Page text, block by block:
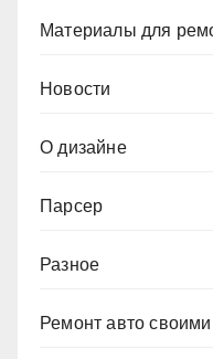
Материалы для
Новости
О дизайне
Парсер
Разное
Ремонт авто